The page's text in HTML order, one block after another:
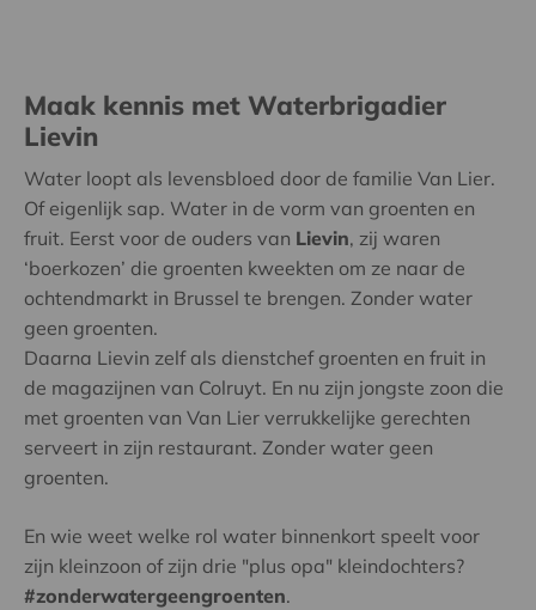
Maak kennis met Waterbrigadier
Lievin
Water loopt als levensbloed door de familie Van Lier.
Of eigenlijk sap. Water in de vorm van groenten en
fruit. Eerst voor de ouders van Lievin, zij waren
‘boerkozen’ die groenten kweekten om ze naar de
ochtendmarkt in Brussel te brengen. Zonder water
geen groenten.
Daarna Lievin zelf als dienstchef groenten en fruit in
de magazijnen van Colruyt. En nu zijn jongste zoon die
met groenten van Van Lier verrukkelijke gerechten
serveert in zijn restaurant. Zonder water geen
groenten.
En wie weet welke rol water binnenkort speelt voor
zijn kleinzoon of zijn drie "plus opa" kleindochters?
#zonderwatergeengroenten.